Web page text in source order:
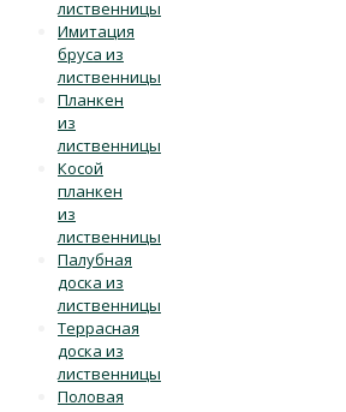
лиственницы
Имитация
бруса из
лиственницы
Планкен
из
лиственницы
Косой
планкен
из
лиственницы
Палубная
доска из
лиственницы
Террасная
доска из
лиственницы
Половая